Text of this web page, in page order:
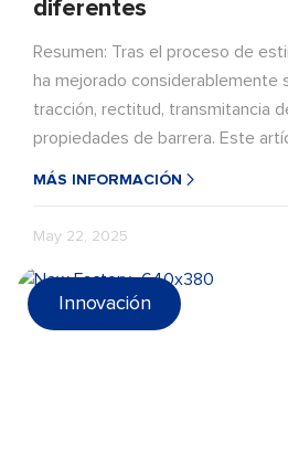
diferentes
Resumen: Tras el proceso de
ha mejorado considerablemente
tracción, rectitud, transmitancia
propiedades de barrera. Este
tipos de películas de PE
MÁS INFORMACIÓN
May 22, 2025
Innovación